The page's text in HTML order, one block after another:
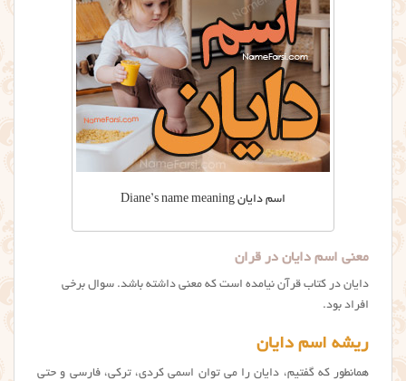
اسم دایان Diane’s name meaning
معنی اسم دایان در قران
دایان در کتاب قرآن نیامده است که معنی داشته باشد. سوال برخی
افراد بود.
ریشه اسم دایان
همانطور که گفتیم، دایان را می توان اسمی کردی، ترکی، فارسی و حتی